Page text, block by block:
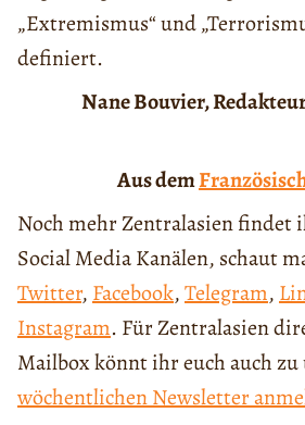
„Extremismus“ und
definiert.
Nane Bouvier,
Aus dem
Noch mehr Zentralasien findet
Social Media Kanälen, schaut
Twitter, Facebook,Telegram,
Instagram. Für Zentralasien
Mailbox könnt ihr euch auch zu
wöchentlichen Newsletter